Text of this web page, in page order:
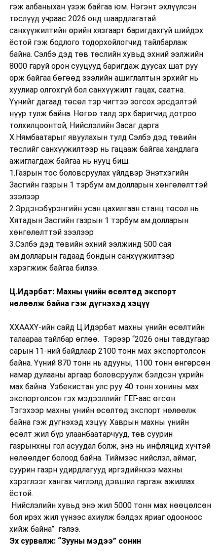
гэж албаныхан үзэж байгаа юм. Нэгэнт эхлүүлсэн
төслүүд учраас 2026 онд шаардлагатай
санхүүжилтийн өрийн хязгаарт баригдахгүй шийдэх
ёстой гэж бодлого тодорхойлогчид тайлбарлаж
байна. Сэлбэ дэд төв төслийн хувьд эхний ээлжийн
8000 гаруй орон сууцууд баригдаж дуусах шат руу
орж байгаа бөгөөд зээлийн ашиглалтын эрхийг нь
хуулиар олгохгүй бол санхүүжилт гацах, саатна.
Үүнийг дагаад төсөл тэр чигтээ зогсох эрсдэлтэй
нүүр тулж байна. Нөгөө талд эрх баригчид дотроо
толхилцоонтой, Нийслэлийн Засаг дарга
Х.Нямбаатарыг явуулахын тулд Сэлбэ дэд төвийн
төслийг санхүүжилтээр нь гацааж байгаа хандлага
ажиглагдаж байгаа нь нууц биш.
1.Газрын тос боловсруулах үйлдвэр Энэтхэгийн
Засгийн газрын 1 тэрбум ам.долларын хөнгөлөлттэй
зээлээр
2.Эрдэнэбүрэнгийн усан цахилгаан станц төсөл нь
Хятадын Засгийн газрын 1 тэрбум ам.долларын
хөнгөлөлттэй зээлээр
3.Сэлбэ дэд төвийн эхний ээлжинд 500 сая
ам.долларын гадаад бондын санхүүжилтээр
хэрэгжиж байгаа билээ.
Ц.Идэрбат: Махны үнийн өсөлтөд экспорт
нөлөөлж байна гэж дүгнэхэд хэцүү
ХХААХҮ-ийн сайд Ц.Идэрбат махны үнийн өсөлтийн
талаараа тайлбар өглөө. Тэрээр “2026 оны тавдугаар
сарын 11-ний байдлаар 2100 тонн мах экспортолсон
байна. Үүний 870 тонн нь адууны, 1100 тонн өнгөрсөн
намар дулааны аргаар боловсруулж бэлдсэн үхрийн
мах байна. Узбекистан улс руу 40 тонн хонины мах
экспортолсон гэх мэдээллийг ГЕГ-аас өгсөн.
Тэгэхээр махны үнийн өсөлтөд экспорт нөлөөлж
байна гэж дүгнэхэд хэцүү. Хаврын махны үнийн
өсөлт жил бүр улаанбаатарчууд, төв суурин
газрынхны гол асуудал болж, энэ нь инфляцид хүчтэй
нөлөөлдөг болоод байна. Тиймээс нийслэл, аймаг,
суурин газрн удирдлагууд иргэдийнхээ махны
хэрэглээг хангах чиглэлд дэвшил гаргаж ажиллах
ёстой.
Нийслэлийн хувьд энэ жил 5000 тонн мах нөөцөлсөн
бол ирэх жил үүнээс ахиулж бэлдэх яриаг одооноос
хийж байна” гэлээ.
Эх сурвалж: “Зууны мэдээ” сонин